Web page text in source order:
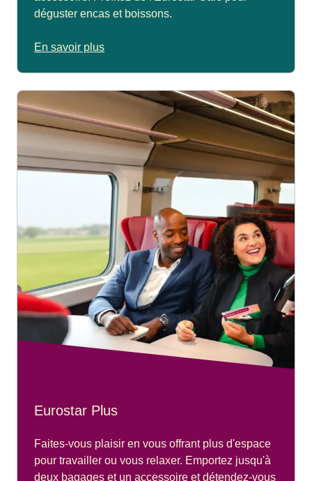
déguster encas et boissons.
En savoir plus
Eurostar Plus
Faites-vous plaisir en vous offrant plus d'espace
pour travailler ou vous relaxer. Emportez jusqu'à
deux bagages et un accessoire et détendez-vous